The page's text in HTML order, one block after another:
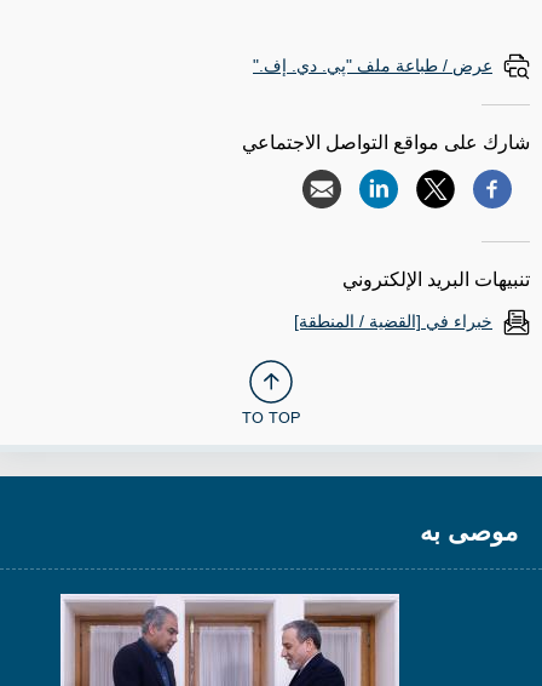
عرض / طباعة ملف "پي. دي. إف."
شارك على مواقع التواصل الاجتماعي
تنبيهات البريد الإلكتروني
خبراء في [القضية / المنطقة]
TO TOP
موصى به